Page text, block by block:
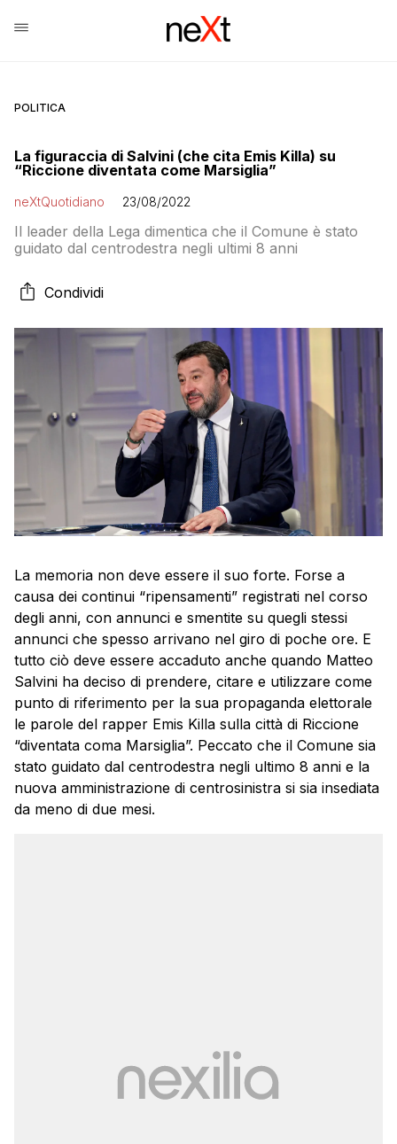
POLITICA
La figuraccia di Salvini (che cita Emis Killa) su
“Riccione diventata come Marsiglia”
neXtQuotidiano 23/08/2022
Il leader della Lega dimentica che il Comune è stato
guidato dal centrodestra negli ultimi 8 anni
Condividi
La memoria non deve essere il suo forte. Forse a
causa dei continui “ripensamenti” registrati nel corso
degli anni, con annunci e smentite su quegli stessi
annunci che spesso arrivano nel giro di poche ore. E
tutto ciò deve essere accaduto anche quando Matteo
Salvini ha deciso di prendere, citare e utilizzare come
punto di riferimento per la sua propaganda elettorale
le parole del rapper Emis Killa sulla città di Riccione
“diventata coma Marsiglia”. Peccato che il Comune sia
stato guidato dal centrodestra negli ultimo 8 anni e la
nuova amministrazione di centrosinistra si sia insediata
da meno di due mesi.